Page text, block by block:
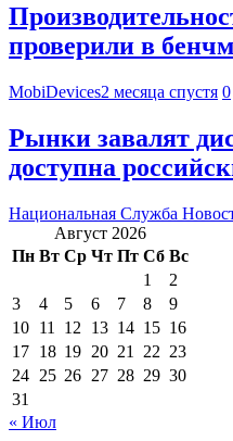
проверили в
MobiDevices2 месяца спустя 0
Рынки завалят
доступна
Национальная Служба
Август 2026
Пн Вт Ср Чт Пт Сб Вс
1
2
3
4 5 6 7 8
9
10 11 12 13 14 15 16
17 18 19 20 21 22 23
24 25 26 27 28 29 30
31
« Июл